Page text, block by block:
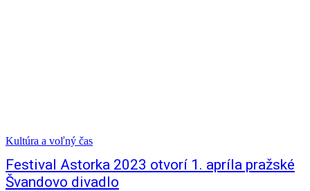
Kultúra a voľný čas
Festival Astorka 2023 otvorí 1. apríla pražské
Švandovo divadlo